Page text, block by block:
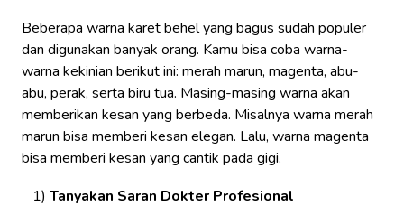
Beberapa warna karet behel yang bagus sudah populer
dan digunakan banyak orang. Kamu bisa coba warna-
warna kekinian berikut ini: merah marun, magenta, abu-
abu, perak, serta biru tua. Masing-masing warna akan
memberikan kesan yang berbeda. Misalnya warna merah
marun bisa memberi kesan elegan. Lalu, warna magenta
bisa memberi kesan yang cantik pada gigi.
Tanyakan Saran Dokter Profesional